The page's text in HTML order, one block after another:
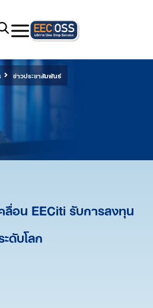
ข่าวประชาสัมพันธ์
อน EECiti รับการลงทุน
ะดับโลก